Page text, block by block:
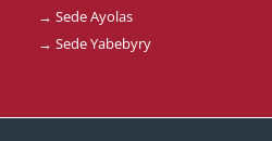
→ Sede Ayolas
→ Sede Yabebyry